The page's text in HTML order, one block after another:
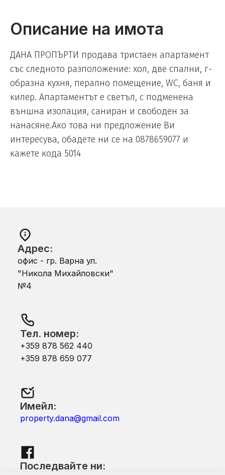
Описание на имота
ДАНА ПРОПЪРТИ продава тристаен апартамент
със следното разположение: хол, две спални, г-
образна кухня, перално помещение, WC, баня и
килер. Апартаментът е светъл, с подменена
външна изолация, саниран и свободен за
нанасяне.Ако това ни предложение Ви
интересува, обадете ни се на 0878659077 и
кажете кода 5014
Адрес:
офис - гр. Варна ул.
"Никола Михайловски"
№4
Тел. номер:
+359 878 562 440
+359 878 659 077
Имейл:
property.dana@gmail.com
Последвайте ни: